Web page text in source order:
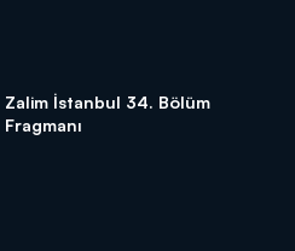
Zalim İstanbul 34. Bölüm
Fragmanı